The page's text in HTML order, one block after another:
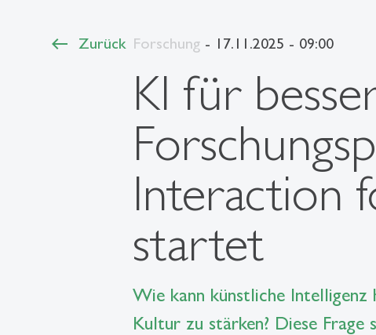
Zurück Forschung- 17.11.2025 - 09:00
KI für
Interaction
startet
Wie kann künstliche Intelligenz
Kultur zu stärken? Diese Frage